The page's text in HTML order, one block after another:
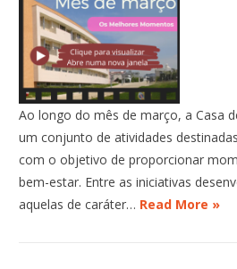
Ao longo do mês de março, a Casa
um conjunto de atividades
com o objetivo de proporcionar
bem-estar. Entre as iniciativas
aquelas de caráter… Read More »